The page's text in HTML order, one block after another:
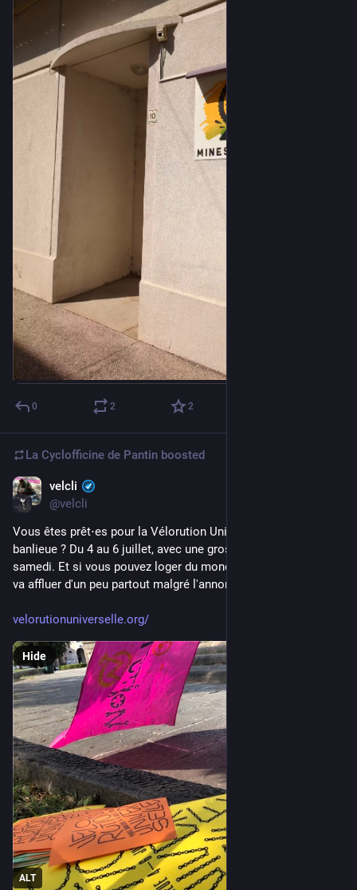
0 2 2
La Cyclofficine de Pantin boosted
velcli
@velcli
Vous êtes prêt⋅es pour la Vélorution Universelle à Paris et
banlieue ? Du 4 au 6 juillet, avec une grosse masse critique le
samedi. Et si vous pouvez loger du monde n'hésitez pas ! Ça
va affluer d'un peu partout malgré l'annonce tardive.
velorutionuniverselle.org/
ALT
Hide